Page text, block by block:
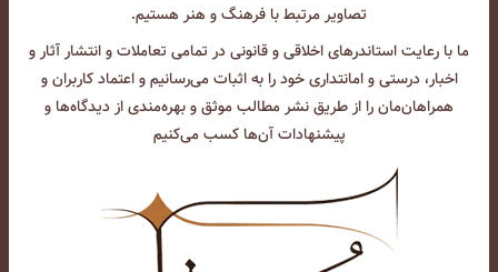
تصاویر مرتبط با فرهنگ و هنر هستیم.
ما با رعایت استاندرهای اخلاقی و قانونی در تمامی تعاملات و انتشار آثار و
اخبار، درستی و امانتداری خود را به اثبات می‌رسانیم و اعتماد کاربران و
همراهان‌مان را از طریق نشر مطالب موثق و بهره‌مندی از دیدگاه‌ها و
پیشنهادات آن‌ها کسب می‌کنیم